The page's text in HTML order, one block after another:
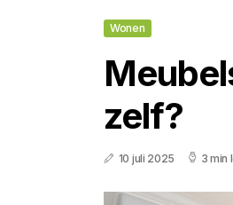
Wonen
zelf?
10 juli 2025 3 min